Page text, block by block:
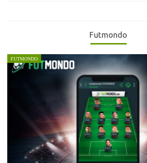
Futmondo
FUTMONDO